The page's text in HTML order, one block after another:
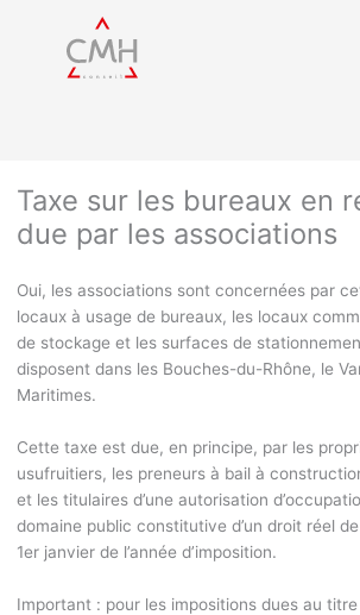
Taxe sur les bureaux en
due par les associations
Oui, les associations sont concernées par
locaux à usage de bureaux, les locaux
de stockage et les surfaces de
disposent dans les Bouches-du-Rhône, le
Maritimes.
Cette taxe est due, en principe, par les
usufruitiers, les preneurs à bail à
et les titulaires d’une autorisation
domaine public constitutive d’un droit réel
1erjanvier de l’année d’imposition.
Important : pour les impositions dues au